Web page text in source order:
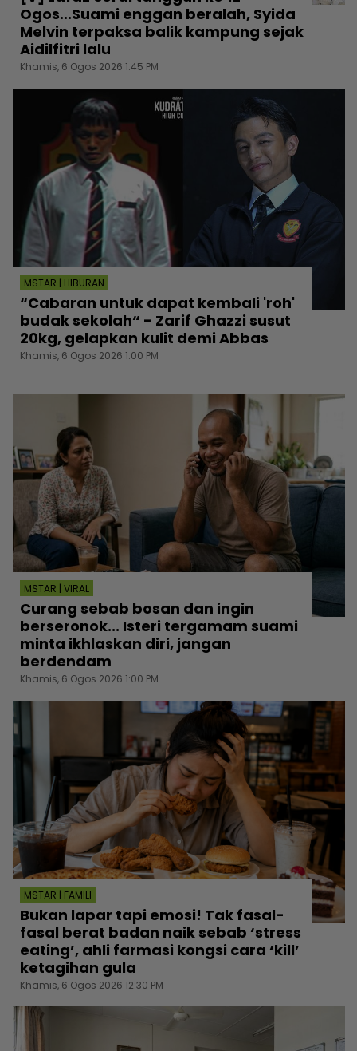
Ogos...Suami enggan beralah, Syida
Melvin terpaksa balik kampung sejak
Aidilfitri lalu
Khamis, 6 Ogos 2026 1:45 PM
MSTAR | HIBURAN
“Cabaran untuk dapat kembali 'roh'
budak sekolah“ - Zarif Ghazzi susut
20kg, gelapkan kulit demi Abbas
Khamis, 6 Ogos 2026 1:00 PM
MSTAR | VIRAL
Curang sebab bosan dan ingin
berseronok... Isteri tergamam suami
minta ikhlaskan diri, jangan
berdendam
Khamis, 6 Ogos 2026 1:00 PM
MSTAR | FAMILI
Bukan lapar tapi emosi! Tak fasal-
fasal berat badan naik sebab ‘stress
eating’, ahli farmasi kongsi cara ‘kill’
ketagihan gula
Khamis, 6 Ogos 2026 12:30 PM